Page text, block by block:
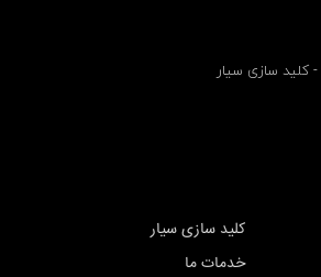
کلید سازی سیار
کلید سازی سیار
خدمات ما